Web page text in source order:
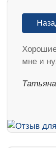
мне и